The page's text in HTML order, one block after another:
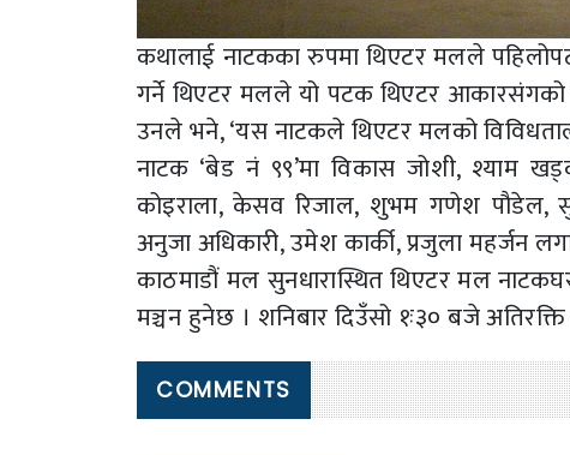
कथालाई नाटकका रुपमा थिएटर मलले
गर्ने थिएटर मलले यो पटक थिएटर आकारसंगको
उनले भने, ‘यस नाटकले थिएटर मलको
नाटक ‘बेड नं ९९’मा विकास जोशी, श्याम
कोइराला, केसव रिजाल, शुभम गणेश पौडेल,
अनुजा अधिकारी, उमेश कार्की, प्रजुला महर्जन
काठमाडौं मल सुनधारास्थित थिएटर मल
मञ्चन हुनेछ । शनिबार दिउँसो १ः३० बजे
COMMENTS